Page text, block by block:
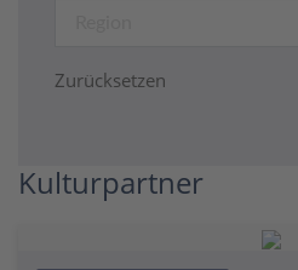
Zurücksetzen
Kulturpartner